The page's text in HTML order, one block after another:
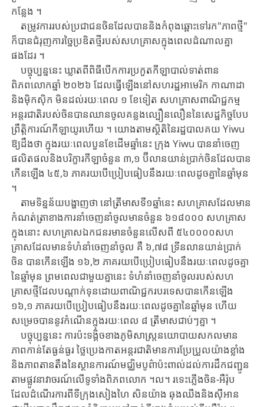
កន្លែង ​។
តម្រូវការរបស់ប្រជាជនចិន​ដែល​បាននិង​កំពុង​ឆ្ពោះទៅរក​"ភាពថ្មី"​
ក៏​បាន​ជំរុញ​ការច្នៃ​ប្រ​ឌិត​ថ្មី​របស់​សហគ្រាស​ក្នុង​ពេល​ដំណាល​គ្នា​
ផងដែរ ​។
បច្ចុប្បន្ននេះ ​ឃ្លាតពី​ពិធីបើកការប្រកួតកីឡាបាល់ទាត់ពាន
ពិភពលោក​ឆ្នាំ ​២០២៦ ​ដែល​ធ្វើ​ឡើង​នៅ​សហរដ្ឋអាមេរិក ​កា​ណា​ដា​
និង​ម៉ិកស៊ិក ​មិនដល់រយៈពេល ​១ ​ខែ​ទៀត ​សហ​គ្រា​ស​ពាណិជ្ជកម្ម
អន្តរជាតិ​របស់ចិន​បាន​ឈានចូល​គន្លងល្បឿនលឿន​នៃ​សេដ្ឋកិច្ច​បែប​
ព្រឹត្តិ​ការ​ណ៍​កីឡា​យូរ​ហើយ ​។ ​យោងតាម​ស្ថិតិ​នៃ​រដ្ឋបាលគយ ​Yiwu ​
ឱ្យដឹងថា ​ក្នុង​រយៈ​ពេល​បួន​ខែដើម​ឆ្នាំនេះ ​ក្រុង ​Yiwu ​បាននាំចេញ​
ផលិតផល​និង​បរិក្ខារ​កីឡា​ចំនួន ​៣,១ ​ប៊ី​លាន​យាន់ប្រាក់ចិន​ដែល​បាន​
កើនឡើង ​៤៥,៦ ​ភាគរយ​បើ​ប្រៀប​ធៀប​នឹង​រយៈ​ពេល​ដូចគ្នា​នៃ​ឆ្នាំមុន ​
។
តាមទិន្នន័យបង្ហាញថា ​នៅ​ត្រី​មាស​ទី​១​ឆ្នាំនេះ ​សហគ្រាស​ដែលមាន​
កំណត់​ត្រា​ខាង​ការ​នាំ​ចេញ​នាំចូល​មានចំនួន ​៦១៨០០០ ​សហគ្រាស ​
ក្នុងនោះ ​សហគ្រាស​ឯកជនរ​មានចំនួន​លើ​ស​ពី ​៥៤០០០០សហ
គ្រាស​ដែល​មាន​ទំហំនាំចេញនាំចូល ​គឺ ​៦,៧៨ ​ទ្រីនលាន​យាន់​ប្រាក់​
ចិន​ បាន​កើនឡើង ​១៦,២ ​ភាគរយ​បើប្រៀប​ធៀប​នឹង​រយៈ​ពេល​ដូចគ្នា​
នៃ​ឆ្នាំមុន ​ព្រម​ពេ​ល​ជាមួយគ្នានេះ ​ទំហំនាំចេញនាំចូល​របស់​សហ
គ្រាសថ្មី​ដែល​បណ្តាក់​ទុន​ដោយ​ពាណិ​ជ្ជ​ករ​បរទេស​បាន​កើនឡើង ​
១៦,១ ​ភាគរយ​បើប្រៀប​ធៀប​នឹង​រយៈ​ពេល​ដូចគ្នា​នៃ​ឆ្នាំមុន ​ហើយ​
សម្រេច​បាន​នូវ​កំណើនក្នុងរយៈពេល ​៨ ​ត្រីមាស​ជាប់ៗ​គ្នា ​។
បច្ចុប្បន្ននេះ ​ការប៉ះទង្គិចខាង​ភូមិសាស្ត្រនយោបាយសកល​មាន
ភាពកាន់តែធ្ងន់ធ្ងរ ​ថ្លៃ​ប្រេ​ង​កាត​អន្តរជាតិ​មានការប្រែប្រួលយ៉ាងខ្លាំង​
និង​ភាពតានតឹង​នៃស្ថានការណ៍មជ្ឈិមបូព៌ា​ប៉ះ​ពាល់​ដល់​ការដឹក​ជញ្ជូន​
តាម​ផ្លូវ​នាវាចរណ៍​លើ​ទូទាំងពិភពលោក ​។ល។ ​រទេះ​ភ្លើង​ចិន-​អឺរ៉ុ​ប​
ដែល​ដំណើរ​ការ​ពី​ទីក្រុងសៀងហៃ ​សិនយ៉ាង ​ឆុងឈីង​និង​ស៊ីអាន​